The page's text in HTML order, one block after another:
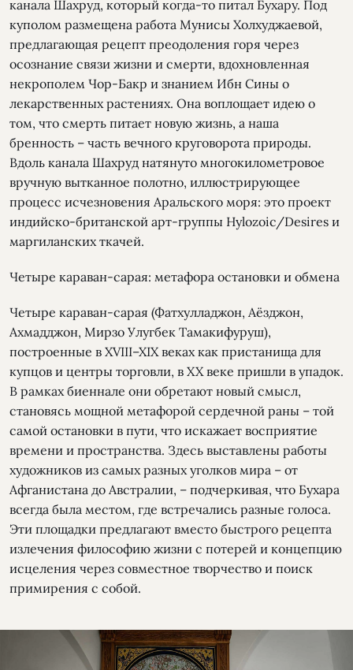
канала Шахруд, который когда-то питал Бухару. Под
куполом размещена работа Мунисы Холхуджаевой,
предлагающая рецепт преодоления горя через
осознание связи жизни и смерти, вдохновленная
некрополем Чор-Бакр и знанием Ибн Сины о
лекарственных растениях. Она воплощает идею о
том, что смерть питает новую жизнь, а наша
бренность – часть вечного круговорота природы.
Вдоль канала Шахруд натянуто многокилометровое
вручную вытканное полотно, иллюстрирующее
процесс исчезновения Аральского моря: это проект
индийско-британской арт-группы Hylozoic/Desires и
маргиланских ткачей.
Четыре караван-сарая: метафора остановки и обмена
Четыре караван-сарая (Фатхулладжон, Аёзджон,
Ахмадджон, Мирзо Улугбек Тамакифуруш),
построенные в XVIII–XIX веках как пристанища для
купцов и центры торговли, в XX веке пришли в упадок.
В рамках биеннале они обретают новый смысл,
становясь мощной метафорой сердечной раны – той
самой остановки в пути, что искажает восприятие
времени и пространства. Здесь выставлены работы
художников из самых разных уголков мира – от
Афганистана до Австралии, – подчеркивая, что Бухара
всегда была местом, где встречались разные голоса.
Эти площадки предлагают вместо быстрого рецепта
излечения философию жизни с потерей и концепцию
исцеления через совместное творчество и поиск
примирения с собой.